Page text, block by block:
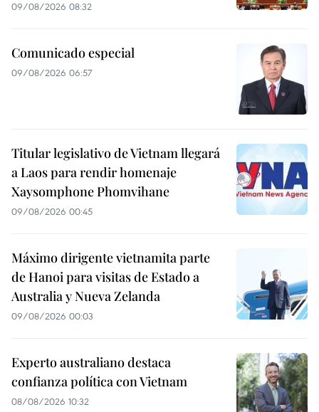
09/08/2026 08:32
Comunicado especial
09/08/2026 06:57
Titular legislativo de Vietnam llegará
a Laos para rendir homenaje
Xaysomphone Phomvihane
09/08/2026 00:45
Máximo dirigente vietnamita parte
de Hanoi para visitas de Estado a
Australia y Nueva Zelanda
09/08/2026 00:03
Experto australiano destaca
confianza política con Vietnam
08/08/2026 10:32